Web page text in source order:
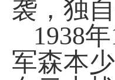
袭，独
1938年
军森本